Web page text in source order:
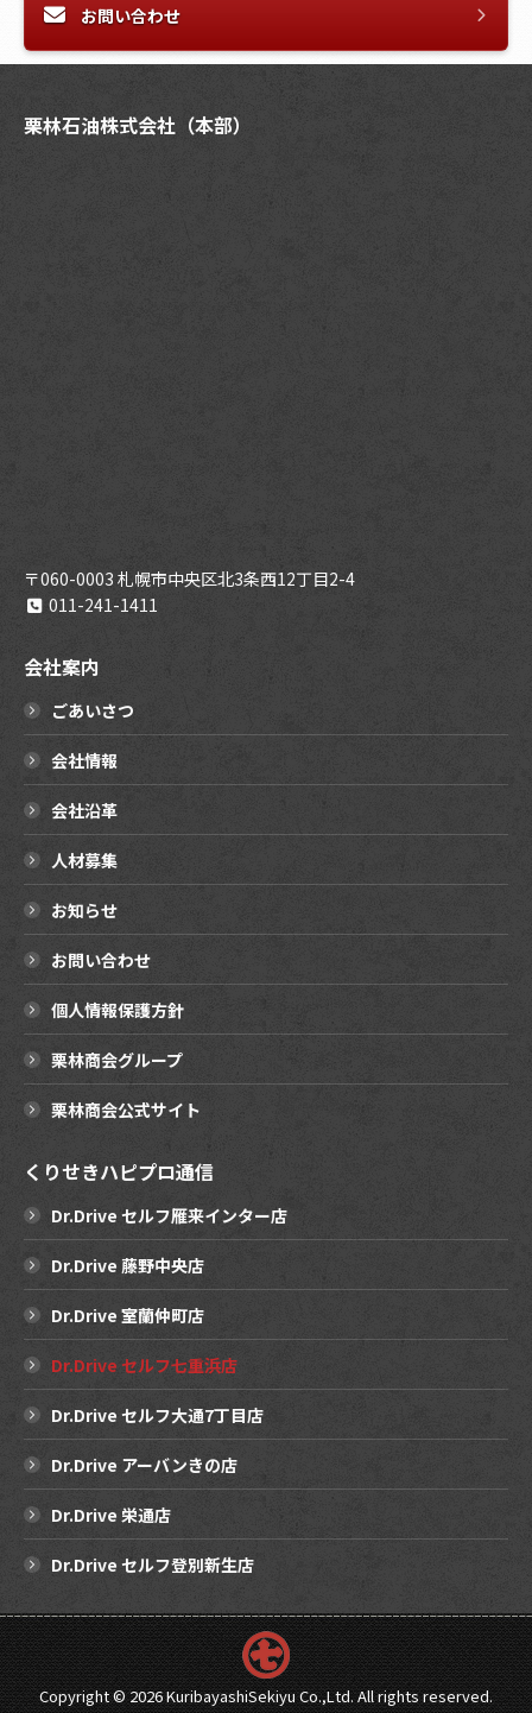
お問い合わせ
栗林石油株式会社（本部）
〒060-0003 札幌市中央区北3条西12丁目2-4
011-241-1411
会社案内
ごあいさつ
会社情報
会社沿革
人材募集
お知らせ
お問い合わせ
個人情報保護方針
栗林商会グループ
栗林商会公式サイト
くりせきハピプロ通信
Dr.Drive セルフ雁来インター店
Dr.Drive 藤野中央店
Dr.Drive 室蘭仲町店
Dr.Drive セルフ七重浜店
Dr.Drive セルフ大通7丁目店
Dr.Drive アーバンきの店
Dr.Drive 栄通店
Dr.Drive セルフ登別新生店
Copyright ©2026 KuribayashiSekiyu Co.,Ltd. All rights reserved.